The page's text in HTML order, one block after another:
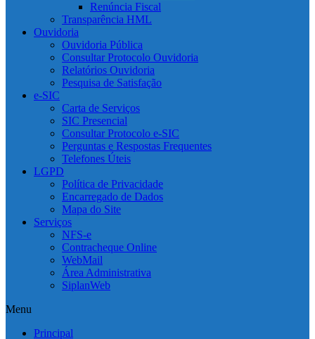
Renúncia Fiscal
Transparência HML
Ouvidoria
Ouvidoria Pública
Consultar Protocolo Ouvidoria
Relatórios Ouvidoria
Pesquisa de Satisfação
e-SIC
Carta de Serviços
SIC Presencial
Consultar Protocolo e-SIC
Perguntas e Respostas Frequentes
Telefones Úteis
LGPD
Política de Privacidade
Encarregado de Dados
Mapa do Site
Serviços
NFS-e
Contracheque Online
WebMail
Área Administrativa
SiplanWeb
Menu
Principal